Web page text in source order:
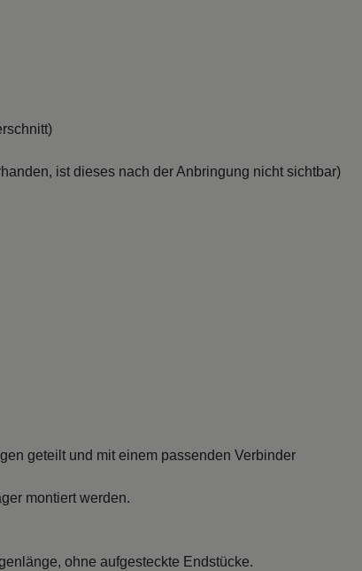
ist dieses nach der Anbringung nicht sichtbar)
geteilt und mit einem passenden Verbinder
montiert werden.
ohne aufgesteckte Endstücke.